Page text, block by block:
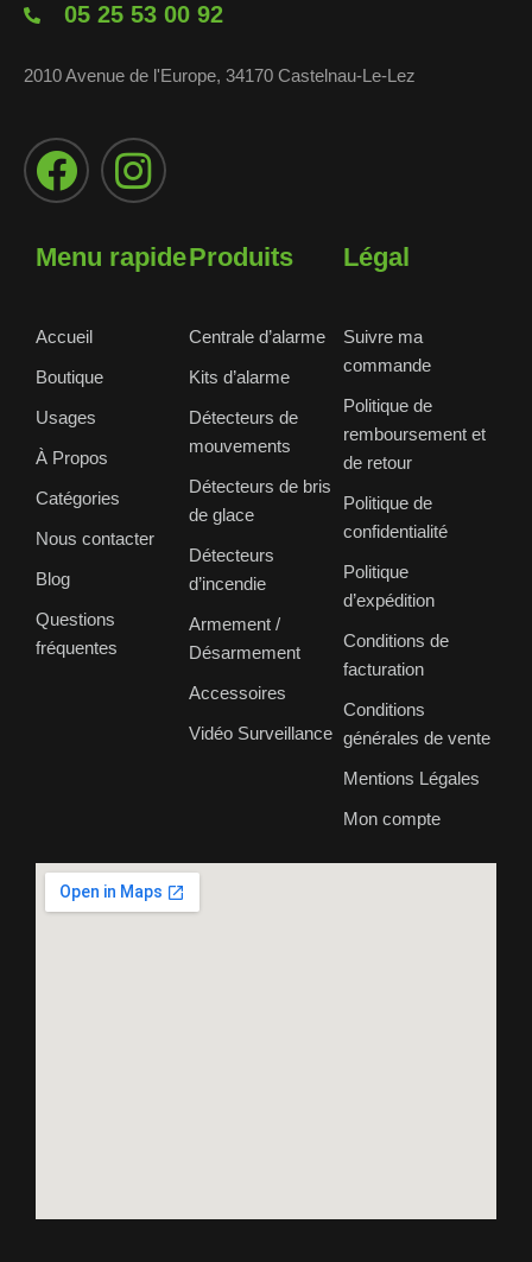
05 25 53 00 92
2010 Avenue de l'Europe, 34170 Castelnau-Le-Lez
Menu rapide
Accueil
Boutique
Usages
À Propos
Catégories
Nous contacter
Blog
Questions
fréquentes
Produits
Centrale d’alarme
Kits d’alarme
Détecteurs de
mouvements
Détecteurs de bris
de glace
Détecteurs
d’incendie
Armement /
Désarmement
Accessoires
Vidéo Surveillance
Légal
Suivre ma
commande
Politique de
remboursement et
de retour
Politique de
confidentialité
Politique
d’expédition
Conditions de
facturation
Conditions
générales de vente
Mentions Légales
Mon compte